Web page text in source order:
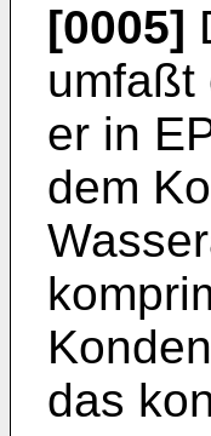
[0005]
umfaßt
er in
dem
das